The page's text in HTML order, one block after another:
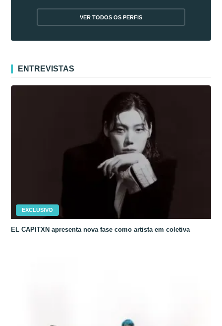
VER TODOS OS PERFIS
ENTREVISTAS
EXCLUSIVO
EL CAPITXN apresenta nova fase como artista em coletiva